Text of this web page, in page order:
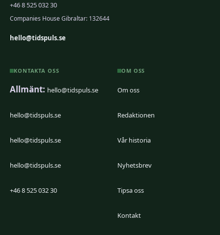
+46 8 525 032 30
Companies House Gibraltar: 132644
hello@tidspuls.se
KONTAKTA OSS
Allmänt: hello@tidspuls.se
hello@tidspuls.se
hello@tidspuls.se
hello@tidspuls.se
+46 8 525 032 30
OM OSS
Om oss
Redaktionen
Vår historia
Nyhetsbrev
Tipsa oss
Kontakt